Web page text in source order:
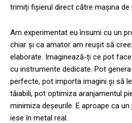
trimiți fișierul direct către mașina de
Am experimentat eu însumi cu un
chiar și ca amator am reușit să
elaborate. Imaginează-ți ce pot
cu instrumente dedicate. Pot
perfecte, pot importa imagini și să
tăiabili, pot optimiza aranjamentul
minimiza deșeurile. E aproape ca
iese în metal real.